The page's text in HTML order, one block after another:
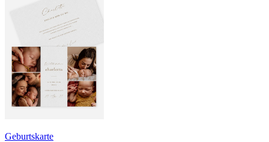
Geburtskarte